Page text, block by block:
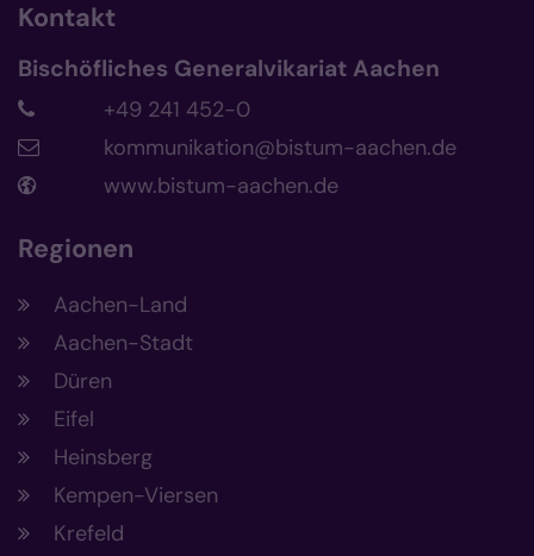
Kontakt
Bischöfliches Generalvikariat Aachen
+49 241 452-0
kommunikation@bistum-aachen.de
www.bistum-aachen.de
Regionen
Aachen-Land
Aachen-Stadt
Düren
Eifel
Heinsberg
Kempen-Viersen
Krefeld